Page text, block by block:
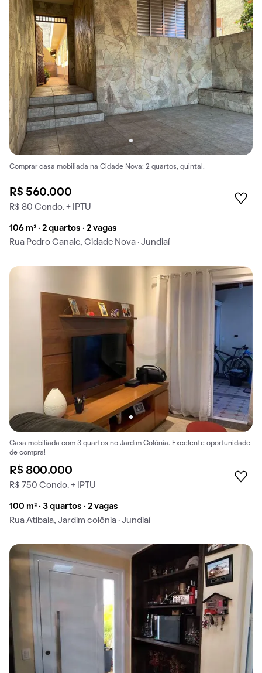
Comprar casa mobiliada na Cidade Nova: 2 quartos, quintal.
R$ 560.000
R$ 80 Condo. + IPTU
106 m² · 2 quartos · 2 vagas
Rua Pedro Canale, Cidade Nova · Jundiaí
Casa mobiliada com 3 quartos no Jardim Colônia. Excelente oportunidade
de compra!
R$ 800.000
R$ 750 Condo. + IPTU
100 m² · 3 quartos · 2 vagas
Rua Atibaia, Jardim colônia · Jundiaí